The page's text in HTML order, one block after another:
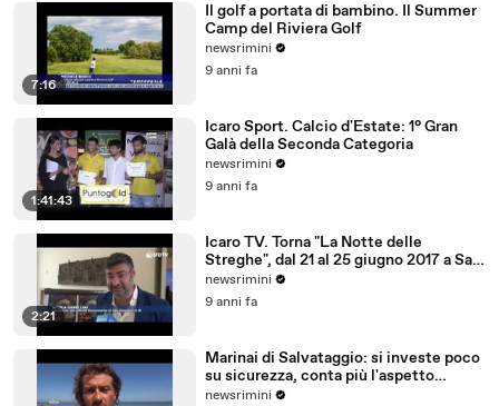
7:16
Il golf a portata di bambino. Il Summer
Camp del Riviera Golf
newsrimini
9 anni fa
1:41:43
Icaro Sport. Calcio d'Estate: 1° Gran
Galà della Seconda Categoria
newsrimini
9 anni fa
2:21
Icaro TV. Torna "La Notte delle
Streghe", dal 21 al 25 giugno 2017 a San
Giovanni in M
newsrimini
9 anni fa
Marinai di Salvataggio: si investe poco
su sicurezza, conta più l'aspetto
economico
newsrimini